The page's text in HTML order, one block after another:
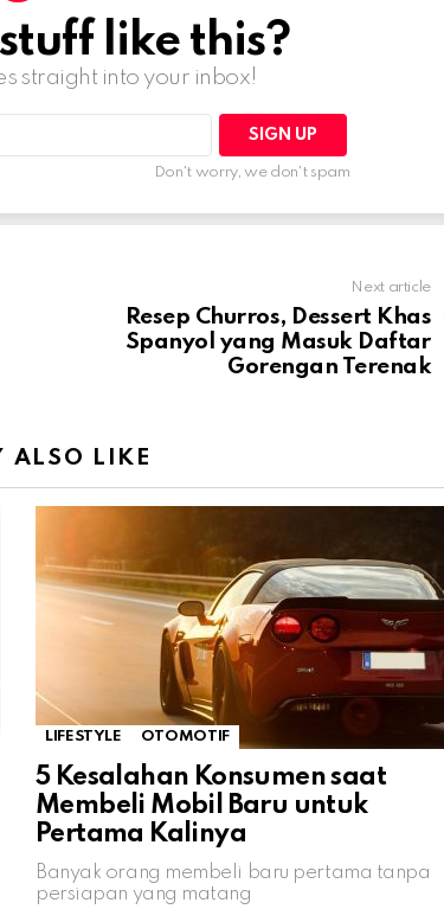
like this?
straight into your inbox!
Don't worry, we don't spam
Next article
Resep Churros, Dessert Khas
Spanyol yang Masuk Daftar
Gorengan Terenak
ALSO LIKE
LIFESTYLE OTOMOTIF
5 Kesalahan Konsumen saat
Membeli Mobil Baru untuk
Pertama Kalinya
Banyak orang membeli baru pertama tanpa
persiapan yang matang